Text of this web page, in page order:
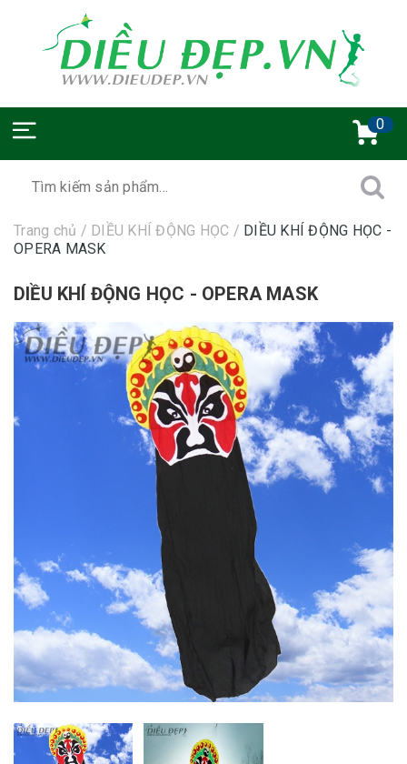
0
Trang chủ / DIỀU KHÍ ĐỘNG HỌC / DIỀU KHÍ ĐỘNG HỌC -
OPERA MASK
DIỀU KHÍ ĐỘNG HỌC - OPERA MASK